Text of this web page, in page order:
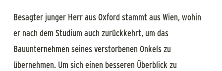
Besagter junger Herr aus Oxford stammt aus Wien, wohin
er nach dem Studium auch zurückkehrt, um das
Bauunternehmen seines verstorbenen Onkels zu
übernehmen. Um sich einen besseren Überblick zu